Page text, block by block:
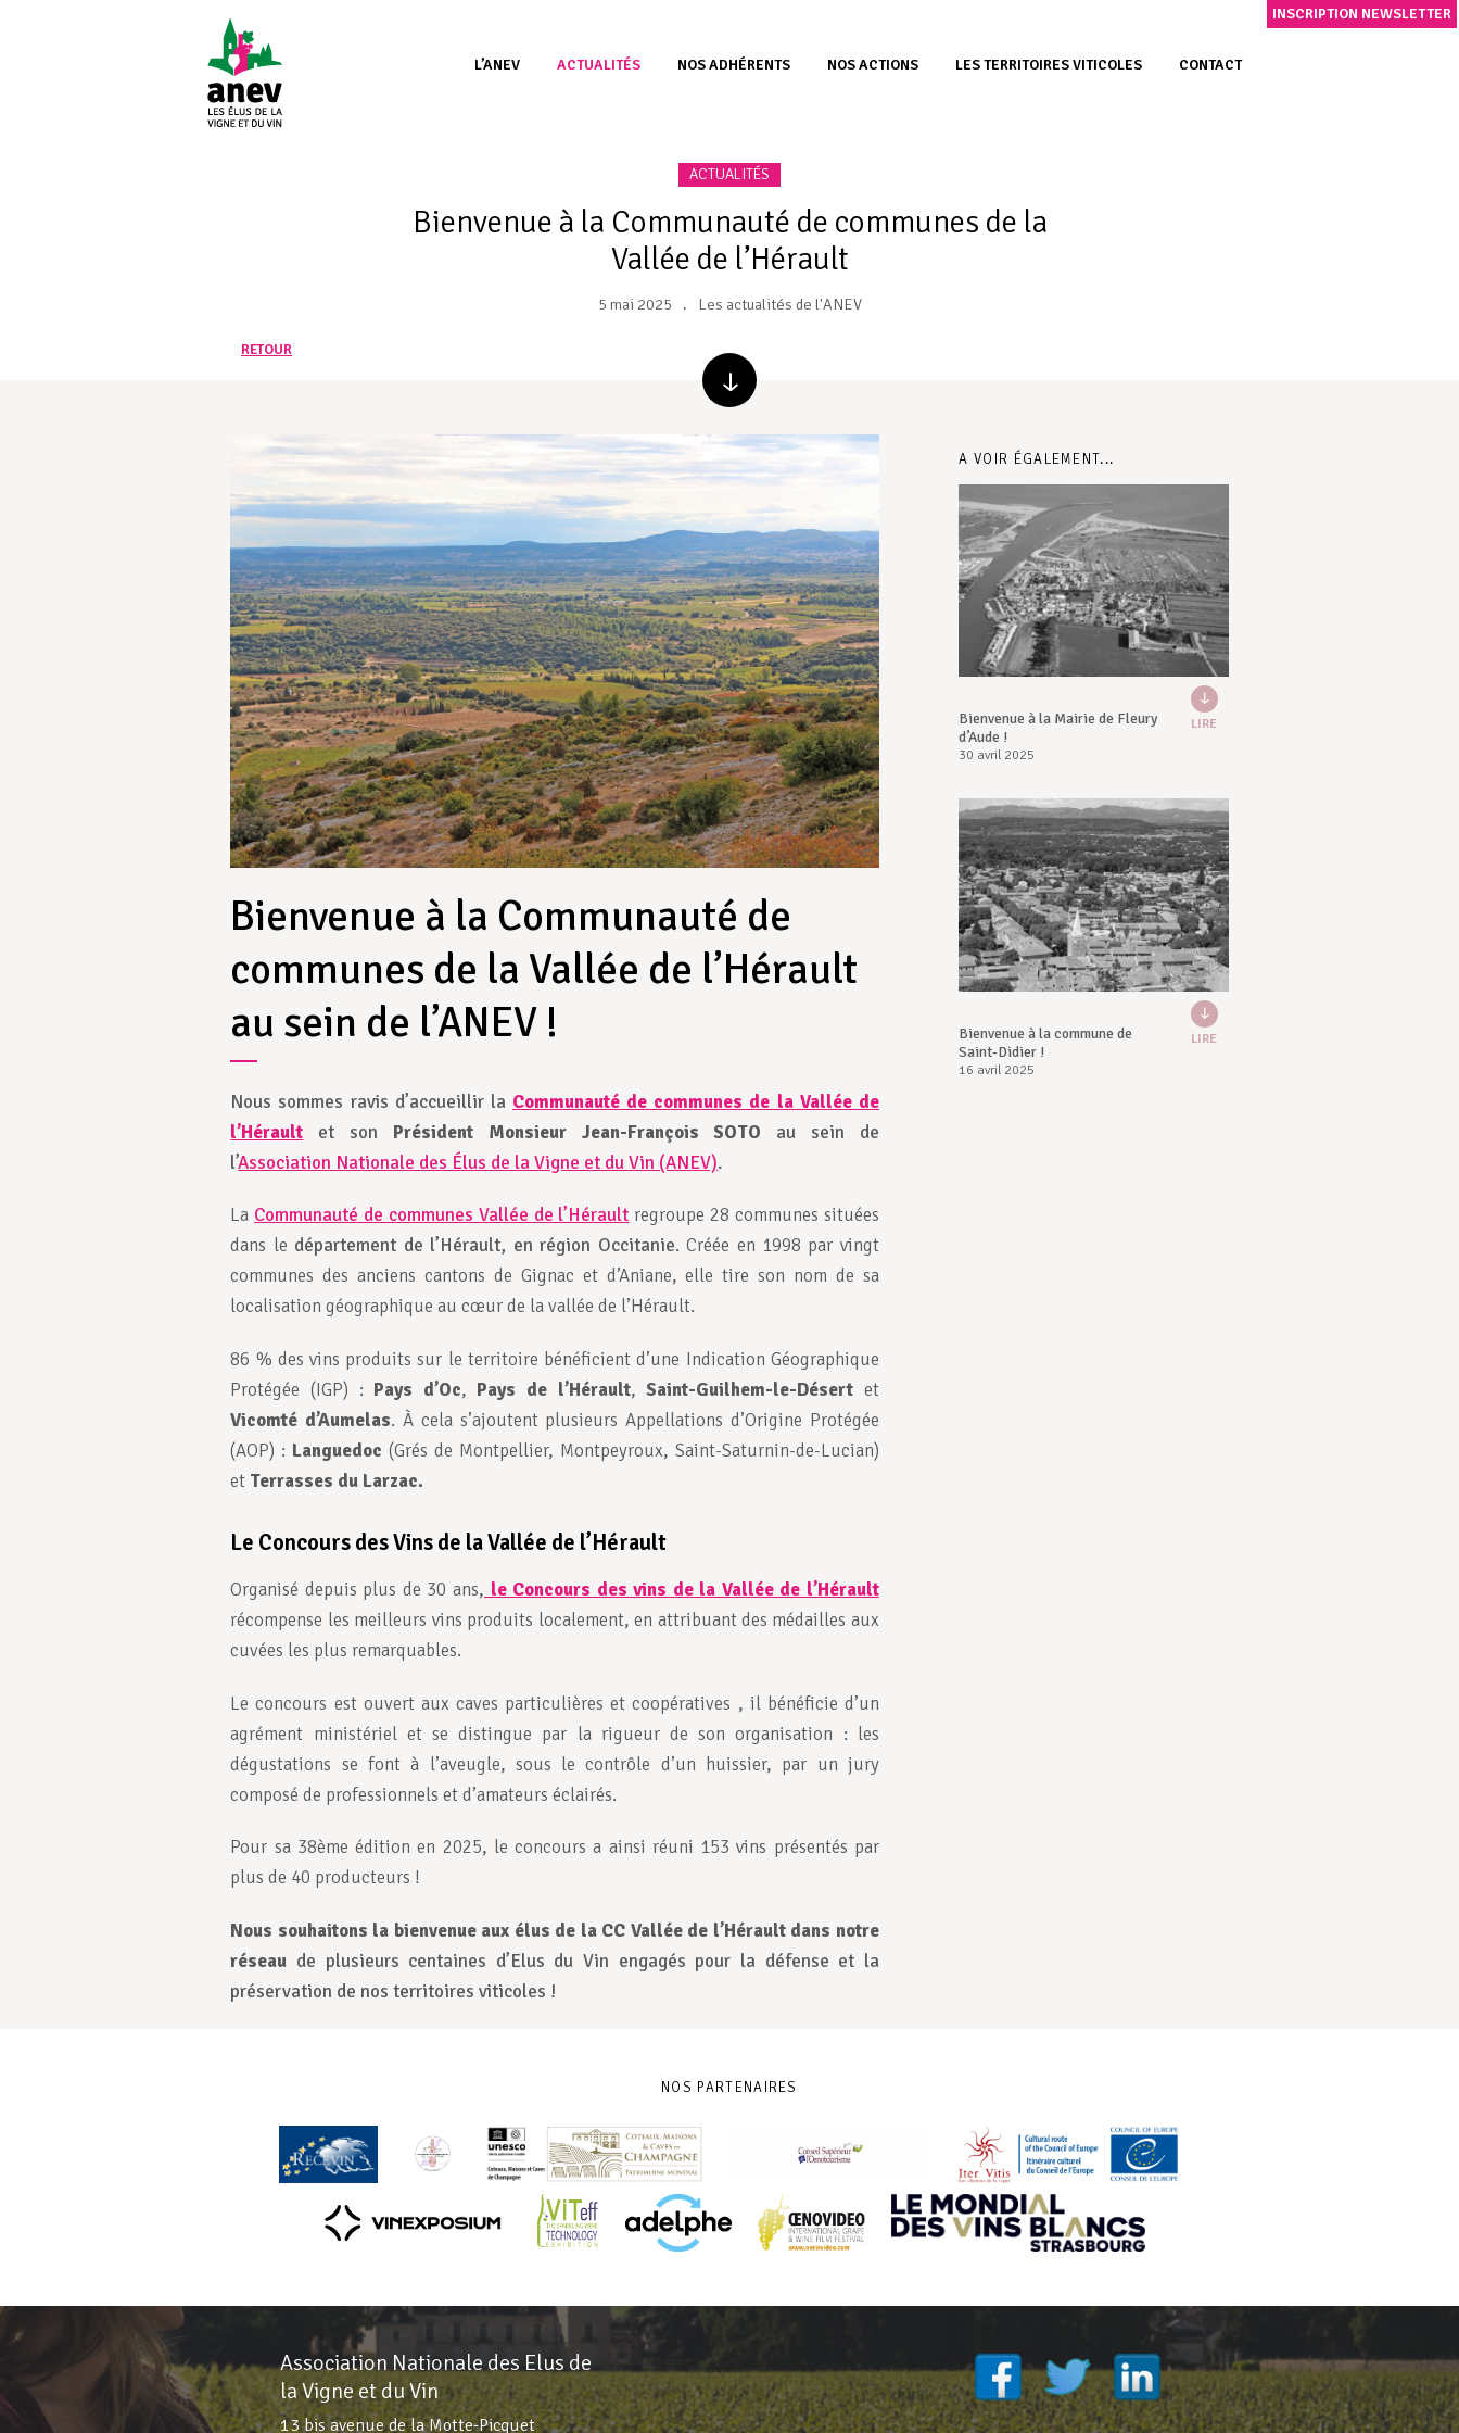
L’ANEV ACTUALITÉS NOS ADHÉRENTS NOS ACTIONS LES TERRITOIRES VITICOLES CONTACT
INSCRIPTION NEWSLETTER
ACTUALITÉS
Bienvenue à la Communauté de communes de la
Vallée de l’Hérault
5 mai 2025 Les actualités de l'ANEV
RETOUR
Bienvenue à la Communauté de
communes de la Vallée de l’Hérault
au sein de l’ANEV !
Nous sommes ravis d’accueillir la Communauté de communes de la Vallée de
l’Hérault et son Président Monsieur Jean-François SOTO au sein de
l’Association Nationale des Élus de la Vigne et du Vin (ANEV).
La Communauté de communes Vallée de l’Hérault regroupe 28 communes situées
dans le département de l’Hérault, en région Occitanie. Créée en 1998 par vingt
communes des anciens cantons de Gignac et d’Aniane, elle tire son nom de sa
localisation géographique au cœur de la vallée de l’Hérault.
86 % des vins produits sur le territoire bénéficient d’une Indication Géographique
Protégée (IGP) : Pays d’Oc, Pays de l’Hérault,Saint-Guilhem-le-Désert et
Vicomté d’Aumelas. À cela s’ajoutent plusieurs Appellations d’Origine Protégée
(AOP) : Languedoc (Grés de Montpellier, Montpeyroux, Saint-Saturnin-de-Lucian)
et Terrasses du Larzac.
Le Concours des Vins de la Vallée de l’Hérault
Organisé depuis plus de 30 ans, le Concours des vins de la Vallée de l’Hérault
récompense les meilleurs vins produits localement, en attribuant des médailles aux
cuvées les plus remarquables.
Le concours est ouvert aux caves particulières et coopératives , il bénéficie d’un
agrément ministériel et se distingue par la rigueur de son organisation : les
dégustations se font à l’aveugle, sous le contrôle d’un huissier, par un jury
composé de professionnels et d’amateurs éclairés.
Pour sa 38ème édition en 2025, le concours a ainsi réuni 153 vins présentés par
plus de 40 producteurs !
Nous souhaitons la bienvenue aux élus de la CC Vallée de l’Hérault dans notre
réseau de plusieurs centaines d’Elus du Vin engagés pour la défense et la
préservation de nos territoires viticoles !
A VOIR ÉGALEMENT...
Bienvenue à la Mairie de Fleury
d’Aude !
30 avril 2025
LIRE
Bienvenue à la commune de
Saint-Didier !
16 avril 2025
LIRE
NOS PARTENAIRES
Association Nationale des Elus de
la Vigne et du Vin
13 bis avenue de la Motte-Picquet